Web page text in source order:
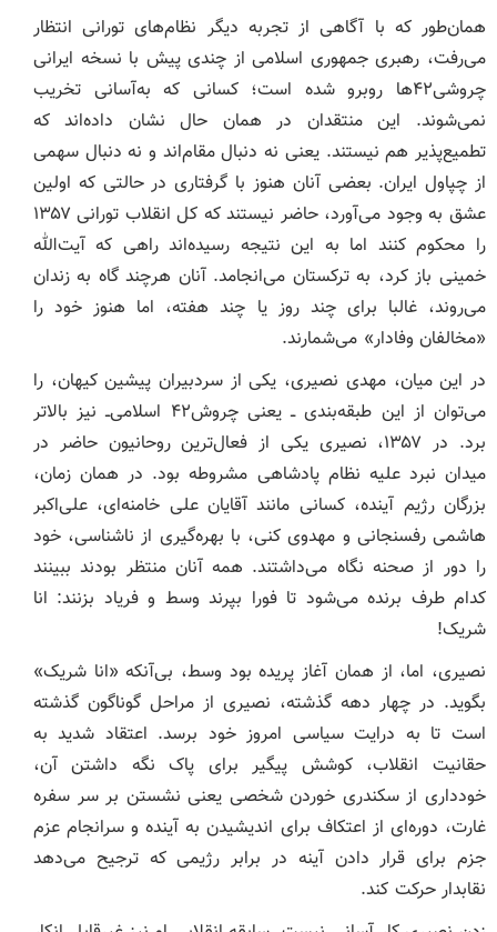
همان‌طور که با آگاهی از تجربه دیگر نظام‌های تورانی انتظار
می‌رفت، رهبری جمهوری اسلامی از چندی پیش با نسخه ایرانی
چروشی۴۲‌ها روبرو شده است؛ کسانی که به‌آسانی تخریب
نمی‌شوند. این منتقدان در همان حال نشان داده‌اند که
تطمیع‌پذیر هم نیستند. یعنی نه دنبال مقام‌اند و نه دنبال سهمی
از چپاول ایران. بعضی آنان هنوز با گرفتاری در حالتی که اولین
عشق به وجود می‌آورد، حاضر نیستند که کل انقلاب تورانی ۱۳۵۷
را محکوم کنند اما به این نتیجه رسیده‌اند راهی که آیت‌الله
خمینی باز کرد، به ترکستان می‌انجامد. آنان هرچند گاه به زندان
می‌روند، غالبا برای چند روز یا چند هفته، اما هنوز خود را
«مخالفان وفادار» می‌شمارند.
در این میان، مهدی نصیری، یکی از سردبیران پیشین کیهان، را
می‌توان از این طبقه‌بندی ــ یعنی چروش۴۲ اسلامی‌ــ نیز بالاتر
برد. در ۱۳۵۷، نصیری یکی از فعال‌ترین روحانیون حاضر در
میدان نبرد علیه نظام پادشاهی مشروطه بود. در همان زمان،
بزرگان رژیم آینده، کسانی مانند آقایان علی خامنه‌ای، علی‌اکبر
هاشمی رفسنجانی و مهدوی کنی، با بهره‌گیری از ناشناسی، خود
را دور از صحنه نگاه می‌داشتند. همه آنان منتظر بودند ببینند
کدام طرف برنده می‌شود تا فورا بپرند وسط و فریاد بزنند: انا
شریک!
نصیری، اما، از همان آغاز پریده بود وسط، بی‌آنکه «انا شریک»
بگوید. در چهار دهه گذشته، نصیری از مراحل گوناگون گذشته
است تا به درایت سیاسی امروز خود برسد. اعتقاد شدید به
حقانیت انقلاب، کوشش پیگیر برای پاک نگه داشتن آن،
خودداری از سکندری خوردن شخصی یعنی نشستن بر سر سفره
غارت، دوره‌ای از اعتکاف برای اندیشیدن به آینده و سرانجام عزم
جزم برای قرار دادن آینه در برابر رژیمی که ترجیح می‌دهد
نقابدار حرکت کند.